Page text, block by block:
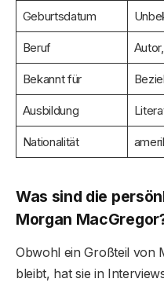
Geburtsdatum
Beruf
Bekannt für
Ausbildung
Nationalität
Was sind die
Morgan
Obwohl ein Großteil von
bleibt, hat sie in